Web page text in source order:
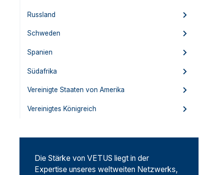
Russland
Schweden
Spanien
Südafrika
Vereinigte Staaten von Amerika
Vereinigtes Königreich
Die Stärke von VETUS liegt in der
Expertise unseres weltweiten Netzwerks,